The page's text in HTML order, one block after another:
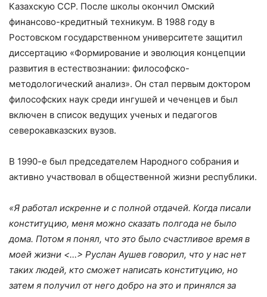
Казахскую ССР. После школы окончил Омский
финансово-кредитный техникум. В 1988 году в
Ростовском государственном университете защитил
диссертацию «Формирование и эволюция концепции
развития в естествознании: философско-
методологический анализ». Он стал первым доктором
философских наук среди ингушей и чеченцев и был
включен в список ведущих ученых и педагогов
северокавказских вузов.
В 1990-е был председателем Народного собрания и
активно участвовал в общественной жизни республики.
«Я работал искренне и с полной отдачей. Когда писали
конституцию, меня можно сказать полгода не было
дома. Потом я понял, что это было счастливое время в
моей жизни <…> Руслан Аушев говорил, что у нас нет
таких людей, кто сможет написать конституцию, но
затем я получил от него добро на это и принялся за